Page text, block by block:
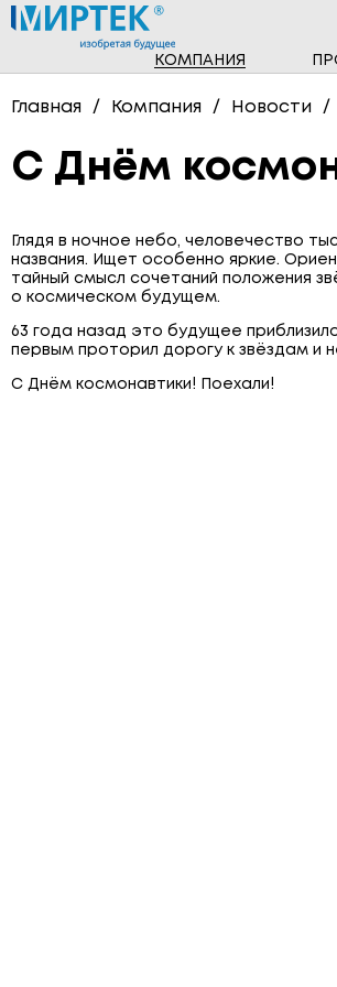
КОМПАНИЯ
НОВОСТИ
ПРОГРАММНОЕ
ПОВЕРОЧНЫЕ
Главная Компания Новости
С Днём
Глядя в ночное небо, человечество
названия. Ищет особенно яркие.
тайный смысл сочетаний положения
о космическом будущем.
63 года назад это будущее
первым проторил дорогу к звёздам и
С Днём космонавтики! Поехали!